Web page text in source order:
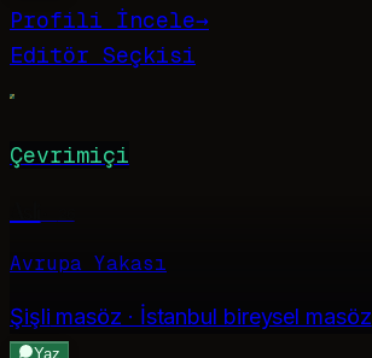
Profili İncele→
Editör Seçkisi
Çevrimiçi
Avrupa Yakası
Şişli masöz · İstanbul bireysel masöz
Yaz